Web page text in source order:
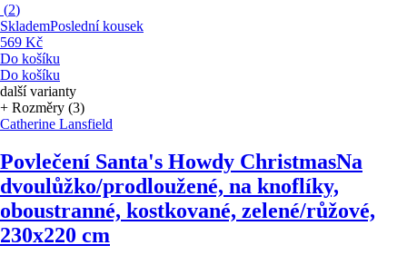
(2)
SklademPoslední kousek
569 Kč
Do košíku
Do košíku
další varianty
+ Rozměry (3)
Catherine Lansfield
Povlečení Santa's Howdy ChristmasNa
dvoulůžko/prodloužené, na knoflíky,
oboustranné, kostkované, zelené/růžové,
230x220 cm